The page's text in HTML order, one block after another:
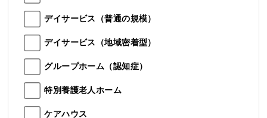
デイサービス（普通の規模）
デイサービス（地域密着型）
グループホーム（認知症）
特別養護老人ホーム
ケアハウス